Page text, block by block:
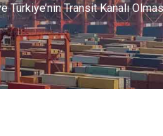
Türkiye’nin Transit Kanalı